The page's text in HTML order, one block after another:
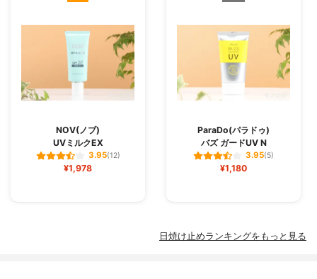
NOV(ノブ)
UVミルクEX
3.95(12)
¥1,978
ParaDo(パラドゥ)
バズ ガードUV N
3.95(5)
¥1,180
日焼け止めランキングをもっと見る